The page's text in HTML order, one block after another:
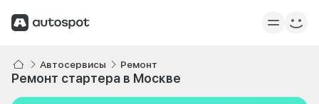
Автосервисы Ремонт
Ремонт стартера в Москве